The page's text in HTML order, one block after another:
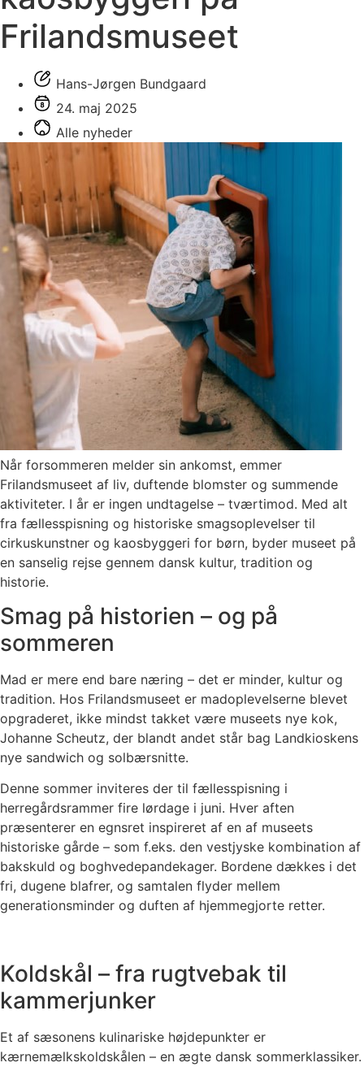
Frilandsmuseet
Hans-Jørgen Bundgaard
24. maj 2025
Alle nyheder
Når forsommeren melder sin ankomst, emmer
Frilandsmuseet af liv, duftende blomster og summende
aktiviteter. I år er ingen undtagelse – tværtimod. Med alt
fra fællesspisning og historiske smagsoplevelser til
cirkuskunstner og kaosbyggeri for børn, byder museet på
en sanselig rejse gennem dansk kultur, tradition og
historie.
Smag på historien – og på
sommeren
Mad er mere end bare næring – det er minder, kultur og
tradition. Hos Frilandsmuseet er madoplevelserne blevet
opgraderet, ikke mindst takket være museets nye kok,
Johanne Scheutz, der blandt andet står bag Landkioskens
nye sandwich og solbærsnitte.
Denne sommer inviteres der til fællesspisning i
herregårdsrammer fire lørdage i juni. Hver aften
præsenterer en egnsret inspireret af en af museets
historiske gårde – som f.eks. den vestjyske kombination af
bakskuld og boghvedepandekager. Bordene dækkes i det
fri, dugene blafrer, og samtalen flyder mellem
generationsminder og duften af hjemmegjorte retter.
Koldskål – fra rugtvebak til
kammerjunker
Et af sæsonens kulinariske højdepunkter er
kærnemælkskoldskålen – en ægte dansk sommerklassiker.